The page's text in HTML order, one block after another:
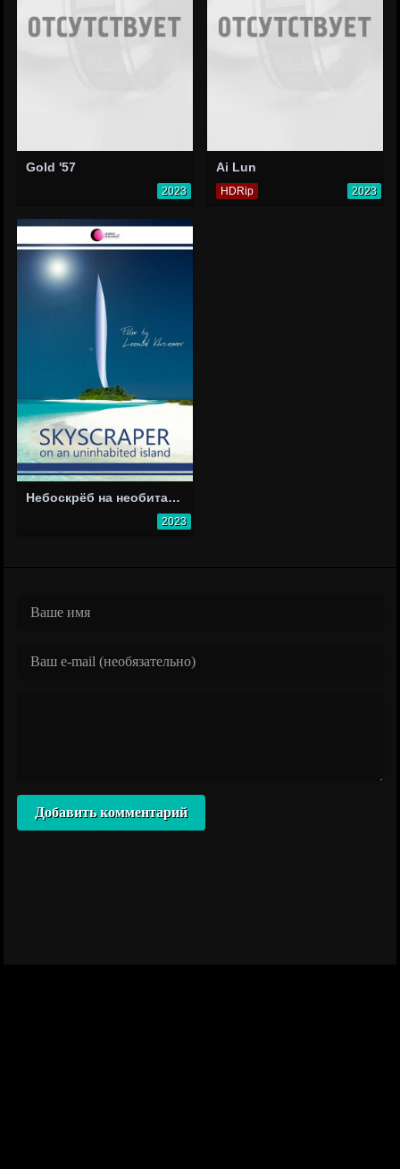
Gold '57
2023
Ai Lun
HDRip 2023
Небоскрёб на необитаемом острове
2023
Добавить комментарий